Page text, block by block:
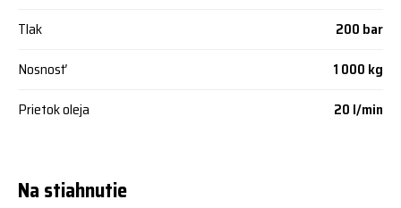
Tlak
200 bar
Nosnosť
1 000 kg
Prietok oleja
20 l/min
Na stiahnutie